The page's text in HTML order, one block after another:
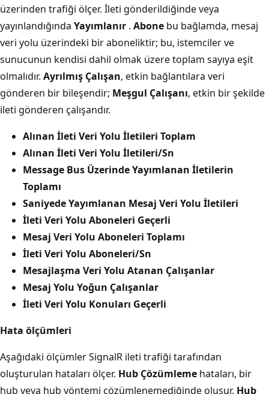
üzerinden trafiği ölçer. İleti gönderildiğinde veya
yayınlandığında Yayımlanır . Abone bu bağlamda, mesaj
veri yolu üzerindeki bir aboneliktir; bu, istemciler ve
sunucunun kendisi dahil olmak üzere toplam sayıya eşit
olmalıdır. Ayrılmış Çalışan, etkin bağlantılara veri
gönderen bir bileşendir; Meşgul Çalışanı, etkin bir şekilde
ileti gönderen çalışandır.
Alınan İleti Veri Yolu İletileri Toplam
Alınan İleti Veri Yolu İletileri/Sn
Message Bus Üzerinde Yayımlanan İletilerin
Toplamı
Saniyede Yayımlanan Mesaj Veri Yolu İletileri
İleti Veri Yolu Aboneleri Geçerli
Mesaj Veri Yolu Aboneleri Toplamı
İleti Veri Yolu Aboneleri/Sn
Mesajlaşma Veri Yolu Atanan Çalışanlar
Mesaj Yolu Yoğun Çalışanlar
İleti Veri Yolu Konuları Geçerli
Hata ölçümleri
Aşağıdaki ölçümler SignalR ileti trafiği tarafından
oluşturulan hataları ölçer. Hub Çözümleme hataları, bir
hub veya hub yöntemi çözümlenemediğinde oluşur. Hub